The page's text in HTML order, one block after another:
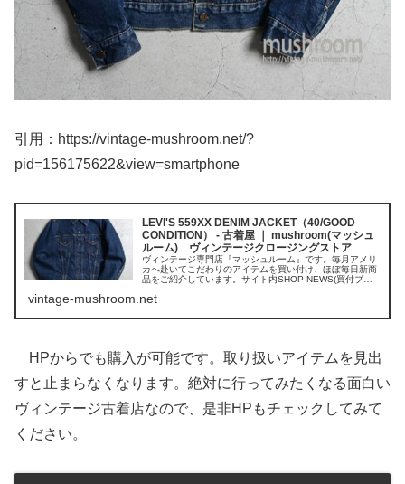
引用：https://vintage-mushroom.net/?
pid=156175622&view=smartphone
LEVI'S 559XX DENIM JACKET（40/GOOD
CONDITION） - 古着屋 ｜ mushroom(マッシュ
ルーム) ヴィンテージクロージングストア
ヴィンテージ専門店『マッシュルーム』です。毎月アメリ
カへ赴いてこだわりのアイテムを買い付け、ほぼ毎日新商
品をご紹介しています。サイト内SHOP NEWS(買付ブロ
お気軽にお問い合わせ下さい。
vintage-mushroom.net
HPからでも購入が可能です。取り扱いアイテムを見出
すと止まらなくなります。絶対に行ってみたくなる面白い
ヴィンテージ古着店なので、是非HPもチェックしてみて
ください。